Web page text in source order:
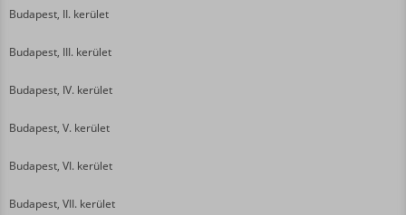
Budapest, II. kerület
Budapest, III. kerület
Budapest, IV. kerület
Budapest, V. kerület
Budapest, VI. kerület
Budapest, VII. kerület